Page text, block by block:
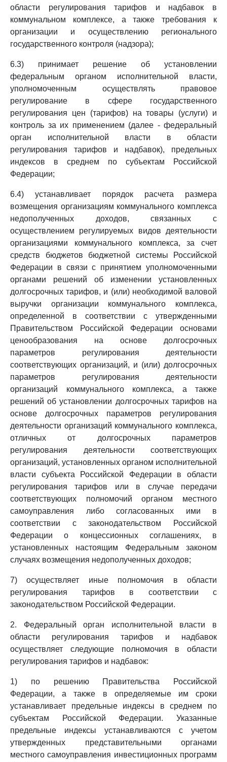
области регулирования тарифов и надбавок в
коммунальном комплексе, а также требования к
организации и осуществлению регионального
государственного контроля (надзора);
6.3) принимает решение об установлении
федеральным органом исполнительной власти,
уполномоченным осуществлять правовое
регулирование в сфере государственного
регулирования цен (тарифов) на товары (услуги) и
контроль за их применением (далее - федеральный
орган исполнительной власти в области
регулирования тарифов и надбавок), предельных
индексов в среднем по субъектам Российской
Федерации;
6.4) устанавливает порядок расчета размера
возмещения организациям коммунального комплекса
недополученных доходов, связанных с
осуществлением регулируемых видов деятельности
организациями коммунального комплекса, за счет
средств бюджетов бюджетной системы Российской
Федерации в связи с принятием уполномоченными
органами решений об изменении установленных
долгосрочных тарифов, и (или) необходимой валовой
выручки организации коммунального комплекса,
определенной в соответствии с утвержденными
Правительством Российской Федерации основами
ценообразования на основе долгосрочных
параметров регулирования деятельности
соответствующих организаций, и (или) долгосрочных
параметров регулирования деятельности
организаций коммунального комплекса, а также
решений об установлении долгосрочных тарифов на
основе долгосрочных параметров регулирования
деятельности организаций коммунального комплекса,
отличных от долгосрочных параметров
регулирования деятельности соответствующих
организаций, установленных органом исполнительной
власти субъекта Российской Федерации в области
регулирования тарифов или в случае передачи
соответствующих полномочий органом местного
самоуправления либо согласованных ими в
соответствии с законодательством Российской
Федерации о концессионных соглашениях, в
установленных настоящим Федеральным законом
случаях возмещения недополученных доходов;
7) осуществляет иные полномочия в области
регулирования тарифов в соответствии с
законодательством Российской Федерации.
2. Федеральный орган исполнительной власти в
области регулирования тарифов и надбавок
осуществляет следующие полномочия в области
регулирования тарифов и надбавок:
1) по решению Правительства Российской
Федерации, а также в определяемые им сроки
устанавливает предельные индексы в среднем по
субъектам Российской Федерации. Указанные
предельные индексы устанавливаются с учетом
утвержденных представительными органами
местного самоуправления инвестиционных программ